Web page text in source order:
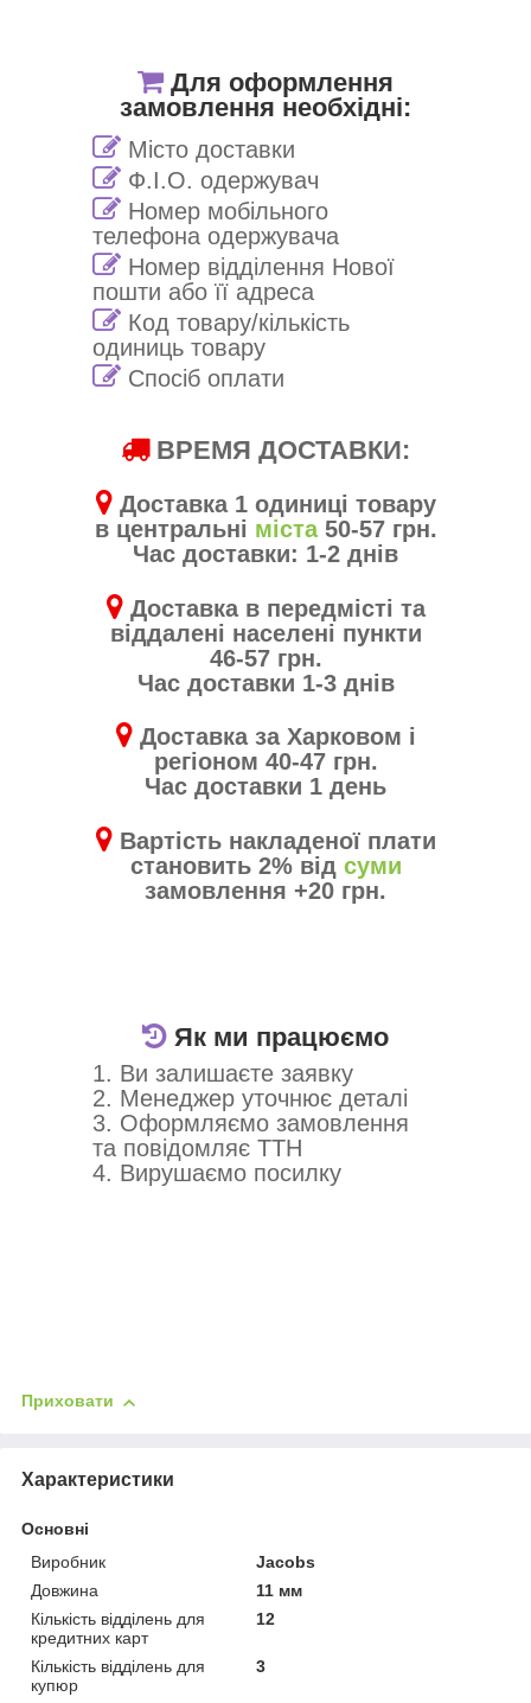
Як ми працюємо
1. Ви залишаєте заявку
2. Менеджер уточнює деталі
3. Оформляємо замовлення
та повідомляє ТТН
4. Вирушаємо посилку
Для оформлення
замовлення необхідні:
Місто доставки
Ф.І.О. одержувач
Номер мобільного
телефона одержувача
Номер відділення Нової
пошти або її адреса
Код товару/кількість
одиниць товару
Спосіб оплати
ВРЕМЯ ДОСТАВКИ:
Доставка 1 одиниці товару
в центральні міста50-57 грн.
Час доставки: 1-2 днів
Доставка в передмісті та
віддалені населені пункти
46-57 грн.
Час доставки 1-3 днів
Доставка за Харковом і
регіоном 40-47 грн.
Час доставки 1 день
Вартість накладеної плати
становить 2% від суми
замовлення +20 грн.
Приховати
Характеристики
Основні
Виробник
Jacobs
Довжина
11 мм
Кількість відділень для
кредитних карт
12
Кількість відділень для
купюр
3